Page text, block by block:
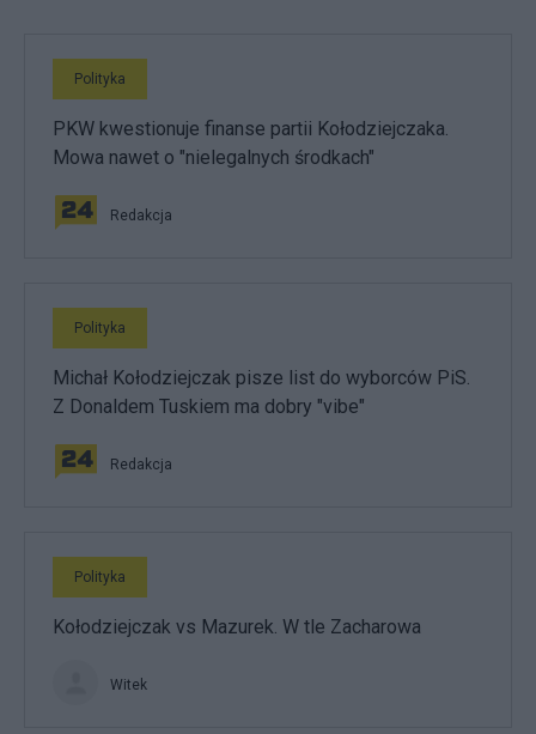
Polityka
PKW kwestionuje finanse partii Kołodziejczaka.
Mowa nawet o "nielegalnych środkach"
Redakcja
Polityka
Michał Kołodziejczak pisze list do wyborców PiS.
Z Donaldem Tuskiem ma dobry "vibe"
Redakcja
Polityka
Kołodziejczak vs Mazurek. W tle Zacharowa
Witek